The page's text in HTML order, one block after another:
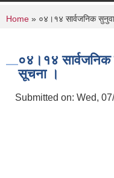
You are here
Home » ०४।१४ सार्वजनिक
०४।१४ सार्वजनिक
सूचना ।
Submitted on: Wed,